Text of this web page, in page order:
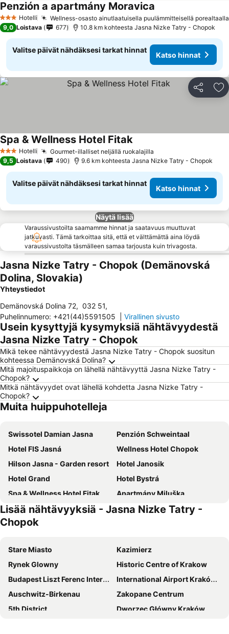
3 Tähtiluokitus
Hotelli Wellness-osasto ainutlaatuisella puulämmitteisellä porealtaalla
Penzión a apartmány Moravica
9,0 Loistava 677 10.8 km kohteesta Jasna Nizke Tatry - Chopok
Valitse päivät nähdäksesi tarkat hinnat
Katso hinnat
Jaa
3 Tähtiluokitus
Hotelli Gourmet-illalliset neljällä ruokalajilla
Spa & Wellness Hotel Fitak
9,5 Loistava 490 9.6 km kohteesta Jasna Nizke Tatry - Chopok
Valitse päivät nähdäksesi tarkat hinnat
Katso hinnat
Näytä lisää
Varaussivustoilta saamamme hinnat ja saatavuus muuttuvat
jatkuvasti. Tämä tarkoittaa sitä, että et välttämättä aina löydä
varaussivustolta täsmälleen samaa tarjousta kuin trivagosta.
Jasna Nizke Tatry - Chopok (Demänovská
Dolina, Slovakia)
Yhteystiedot
Demänovská Dolina 72, 032 51,
Puhelinnumero: +421(44)5591505 Virallinen sivusto
Usein kysyttyjä kysymyksiä nähtävyydestä
Jasna Nizke Tatry - Chopok
Mikä tekee nähtävyydestä Jasna Nizke Tatry - Chopok suositun
kohteessa Demänovská Dolina?
Mitä majoituspaikkoja on lähellä nähtävyyttä Jasna Nizke Tatry -
Chopok?
Mitkä nähtävyydet ovat lähellä kohdetta Jasna Nizke Tatry -
Chopok?
Muita huippuhotelleja
Swissotel Damian Jasna
Penzión Schweintaal
Hotel FIS Jasná
Wellness Hotel Chopok
Hilson Jasna - Garden resort
Hotel Janosik
Hotel Grand
Hotel Bystrá
Spa & Wellness Hotel Fitak
Apartmány Miluška
Ski & Wellness Residence Družba
Hotel Harmonia
Lisää nähtävyyksiä - Jasna Nizke Tatry -
Chopok
Stare Miasto
Kazimierz
Rynek Glowny
Historic Centre of Krakow
Budapest Liszt Ferenc International Airport
International Airport Kraków Balice
Auschwitz-Birkenau
Zakopane Centrum
5th District
Dworzec Główny Kraków